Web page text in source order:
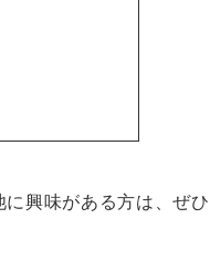
興味がある方は、ぜひ